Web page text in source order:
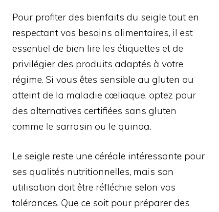
Pour profiter des bienfaits du seigle tout en
respectant vos besoins alimentaires, il est
essentiel de bien lire les étiquettes et de
privilégier des produits adaptés à votre
régime. Si vous êtes sensible au gluten ou
atteint de la maladie cœliaque, optez pour
des alternatives certifiées sans gluten
comme le sarrasin ou le quinoa.
Le seigle reste une céréale intéressante pour
ses qualités nutritionnelles, mais son
utilisation doit être réfléchie selon vos
tolérances. Que ce soit pour préparer des